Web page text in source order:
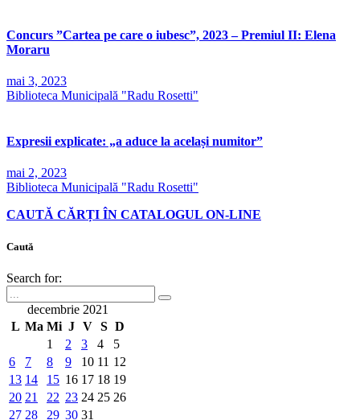
Concurs ”Cartea pe care o iubesc”, 2023 – Premiul II: Elena
Moraru
mai 3, 2023
Biblioteca Municipală "Radu Rosetti"
Expresii explicate: „a aduce la același numitor”
mai 2, 2023
Biblioteca Municipală "Radu Rosetti"
CAUTĂ CĂRȚI ÎN CATALOGUL ON-LINE
Caută
Search for:
decembrie 2021
L Ma Mi J V S D
1
2 3 4
5
6
7 8 9 10 11 12
13 14 15 16 17 18 19
20 21 22 23 24 25 26
27 28 29 30 31